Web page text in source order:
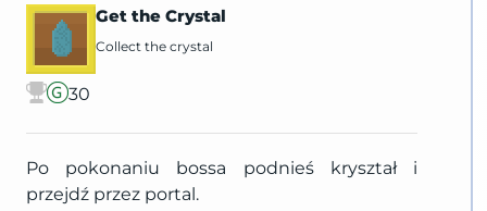
30
Get the Crystal
Collect the crystal
Po pokonaniu bossa podnieś kryształ i
przejdź przez portal.